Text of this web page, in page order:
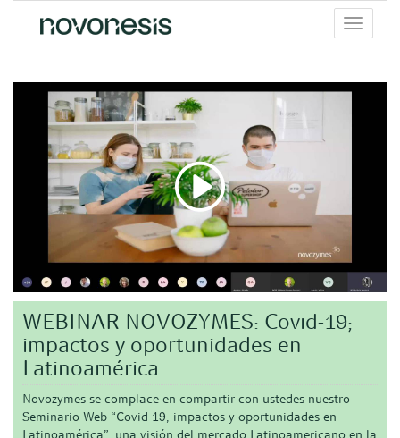
Toggle
menu
WEBINAR NOVOZYMES: Covid-19;
impactos y oportunidades en
Latinoamérica
Novozymes se complace en compartir con ustedes nuestro
Seminario Web “Covid-19; impactos y oportunidades en
Latinoamérica”, una visión del mercado Latinoamericano en la